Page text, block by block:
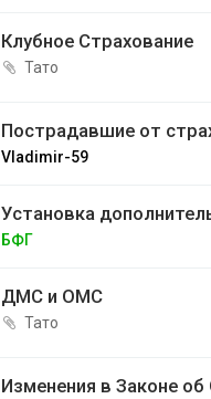
Клубное Страхование
Тато
Пострадавшие от
Vladimir-59
Установка
БФГ
ДМС и ОМС
Тато
Изменения в Законе